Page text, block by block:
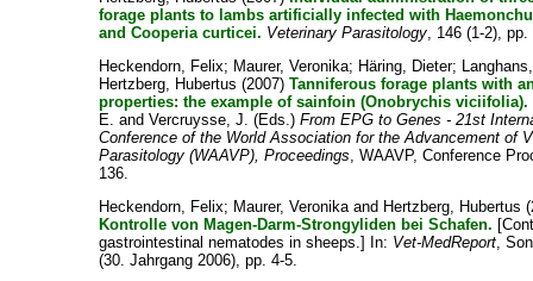
forage plants to lambs artificially infected with
and Cooperia curticei. Veterinary Parasitology, 146 (1-2), pp.
Heckendorn, Felix; Maurer, Veronika; Häring, Dieter;
Hertzberg, Hubertus (2007)Tanniferous forage plants with
properties: the example of sainfoin (Onobrychis viciifolia).
E. andVercruysse, J. (Eds.)From EPG to Genes - 21st
Conference of the World Association for the Advancement of
Parasitology (WAAVP), Proceedings, WAAVP, Conference
136.
Heckendorn, Felix; Maurer, Veronikaand Hertzberg, Hubertus
Kontrolle von Magen-Darm-Strongyliden bei Schafen.
gastrointestinal nematodes in sheeps.] In: Vet-MedReport,
(30. Jahrgang 2006), pp. 4-5.